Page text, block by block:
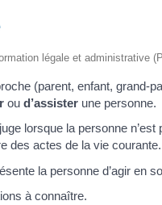
légale et administrative
(parent, enfant,
ou d’assister une personne.
lorsque la personne
des actes de la vie courante.
la personne d’agir en
à connaître.